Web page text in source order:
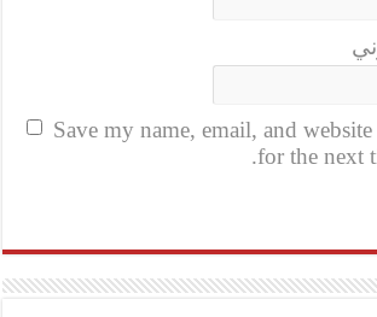
Save my name, email, and
for the next